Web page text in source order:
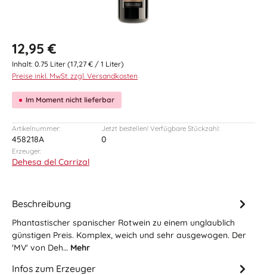
Regulärer Preis:
12,95 €
Inhalt: 0.75 Liter (17,27 € / 1 Liter)
Preise inkl. MwSt. zzgl. Versandkosten
Im Moment nicht lieferbar
Artikelnummer:
458218A
Jetzt bestellen! Verfügbare Stückzahl:
0
Erzeuger:
Dehesa del Carrizal
Beschreibung
Phantastischer spanischer Rotwein zu einem unglaublich
günstigen Preis. Komplex, weich und sehr ausgewogen. Der
'MV' von Deh… Mehr
Infos zum Erzeuger